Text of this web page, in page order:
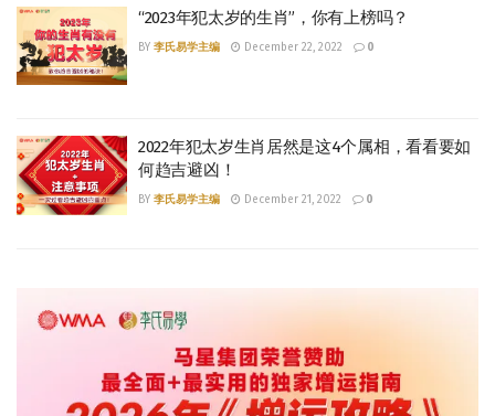
“2023年犯太岁的生肖”，你有上榜吗？
BY 李氏易学主编 December 22, 2022 0
2022年犯太岁生肖居然是这4个属相，看看要如
何趋吉避凶！
BY 李氏易学主编 December 21, 2022 0